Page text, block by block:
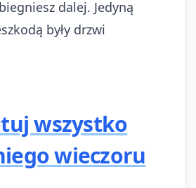
dalej. Jedyną
były drzwi
wszystko
wieczoru